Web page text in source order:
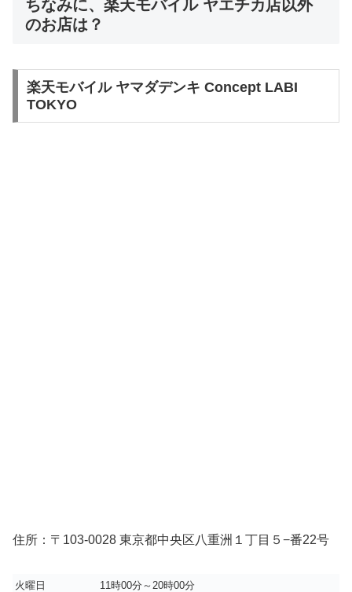
ちなみに、楽天モバイル ヤエチカ店以外
のお店は？
楽天モバイル ヤマダデンキ Concept LABI
TOKYO
住所：〒103-0028 東京都中央区八重洲１丁目５−番22号
火曜日
11時00分～20時00分